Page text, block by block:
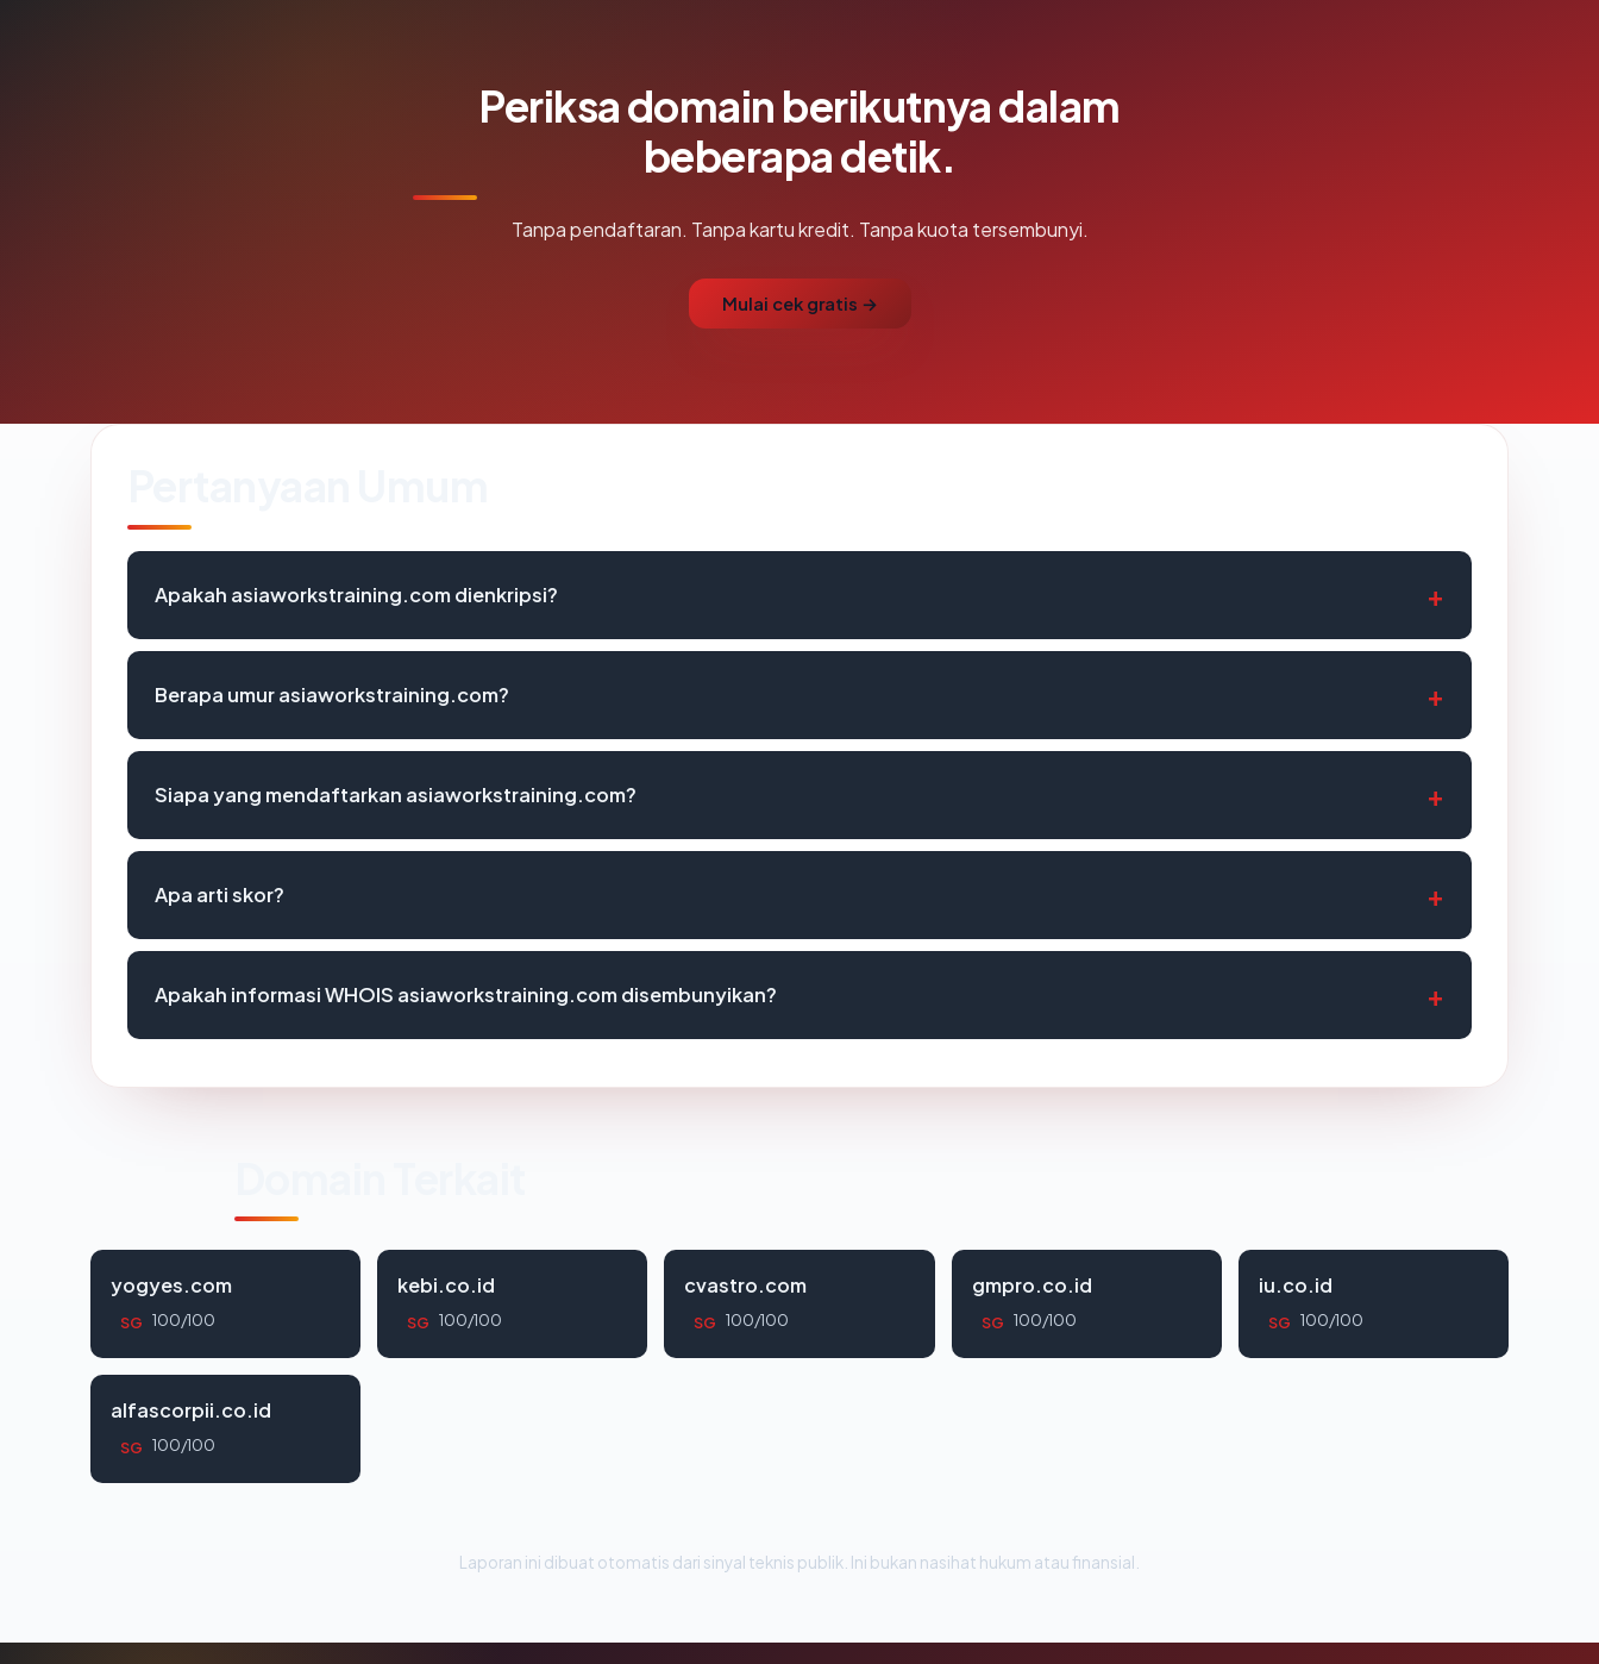
Periksa domain berikutnya dalam
beberapa detik.
Tanpa pendaftaran. Tanpa kartu kredit. Tanpa kuota tersembunyi.
Mulai cek gratis →
Apakah asiaworkstraining.com dienkripsi?
Berapa umur asiaworkstraining.com?
Siapa yang mendaftarkan asiaworkstraining.com?
Apa arti skor?
Apakah informasi WHOIS asiaworkstraining.com disembunyikan?
yogyes.com
SG 100/100
kebi.co.id
SG 100/100
cvastro.com
SG 100/100
gmpro.co.id
SG 100/100
iu.co.id
SG 100/100
alfascorpii.co.id
SG 100/100
Laporan ini dibuat otomatis dari sinyal teknis publik. Ini bukan nasihat hukum atau finansial.